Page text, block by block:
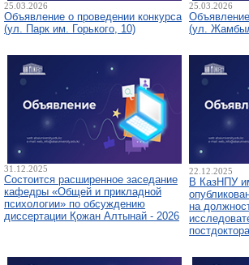
25.03.2026
Объявление о проведении конкурса
(ул. Парк им. Горького, 10)
25.03.2026
(ул.
31.12.2025
Состоится расширенное заседание
кафедры «Общей и прикладной
психологии» по обсуждению
диссертации Қожан Алтынай - 2026
22.12.2025
В КазНПУ
на